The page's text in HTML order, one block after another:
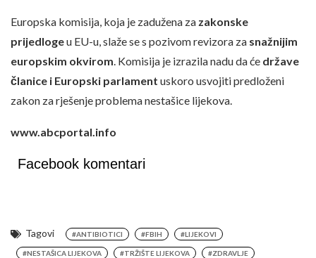
Europska komisija, koja je zadužena za zakonske
prijedlogeu EU-u, slaže se s pozivom revizora za snažnijim
europskim okvirom . Komisija je izrazila nadu da će države
članice i Europski parlament uskoro usvojiti predloženi
zakon za rješenje problema nestašice lijekova.
www.abcportal.info
Facebook komentari
Tagovi #ANTIBIOTICI #FBIH #LIJEKOVI
#NESTAŠICA LIJEKOVA #TRŽIŠTE LIJEKOVA #ZDRAVLJE